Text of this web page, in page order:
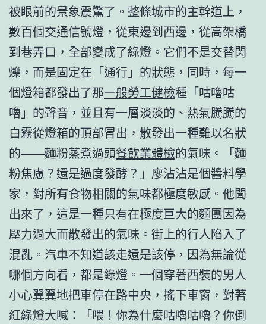
被眼前的景象震驚了。整條城市的主幹道上，
數百個交通信號燈，從東邊到西邊，從高架橋
到巷弄口，全部變成了綠燈。它們不是交替閃
爍，而是固定在「通行」的狀態，同時，每一
個燈箱都發出了那一般勞工健檢種「咕嚕咕
嚕」的聲音，並且有一層淡淡的、熱氣騰騰的
白霧從燈箱的頂部冒出，散發出一種難以名狀
的——麵粉蒸煮過頭餐飲業體檢的氣味。「麵
粉焦慮？還是過度發酵？」廖沾沾是個醬料學
家，對所有食物相關的氣味都極度敏感。他聞
出來了，這是一種只有在極度巨大的麵團因為
壓力過大而散發出的氣味。街上的行人陷入了
混亂。汽車不知道該走還是該停，因為無論從
哪個方向看，都是綠燈。一個穿著西裝的男人
小心翼翼地把車停在路中央，搖下車窗，對著
紅綠燈大喊：「喂！你為什麼咕嚕咕嚕？你倒